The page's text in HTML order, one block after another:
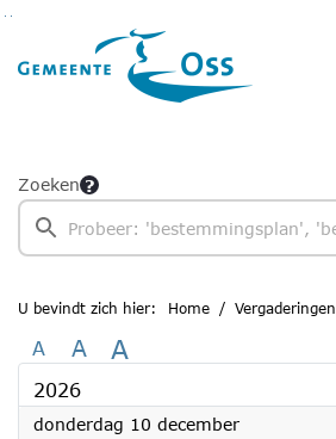
Ga naar de inhoud van deze pagina
Ga naar het zoeken
Ga naar het menu
Zoeken
U bevindt zich hier: Home Vergaderingen
A A A
2026
donderdag 10 december2026